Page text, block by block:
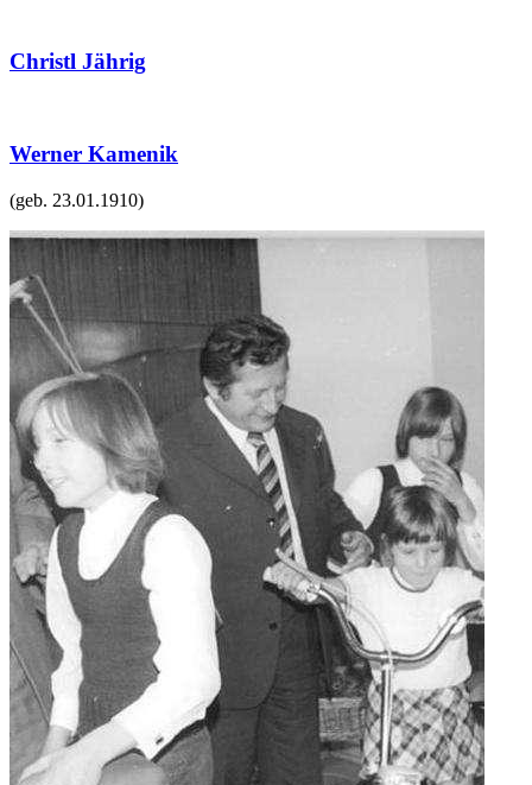
Christl Jährig
Werner Kamenik
(geb. 23.01.1910)